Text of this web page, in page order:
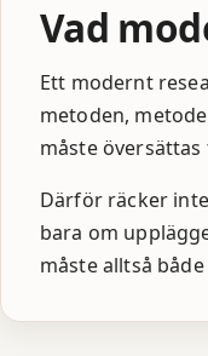
Vad
Ett modernt
metoden,
måste
Därför räcker
bara om
måste alltså